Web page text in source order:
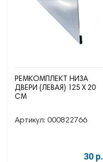
РЕМКОМПЛЕКТ НИЗА
ДВЕРИ (ЛЕВАЯ) 125 Х 20
СМ
Артикул: 000822766
30 р.